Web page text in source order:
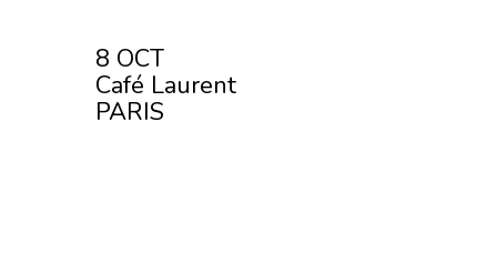
8 OCT
Café Laurent
PARIS